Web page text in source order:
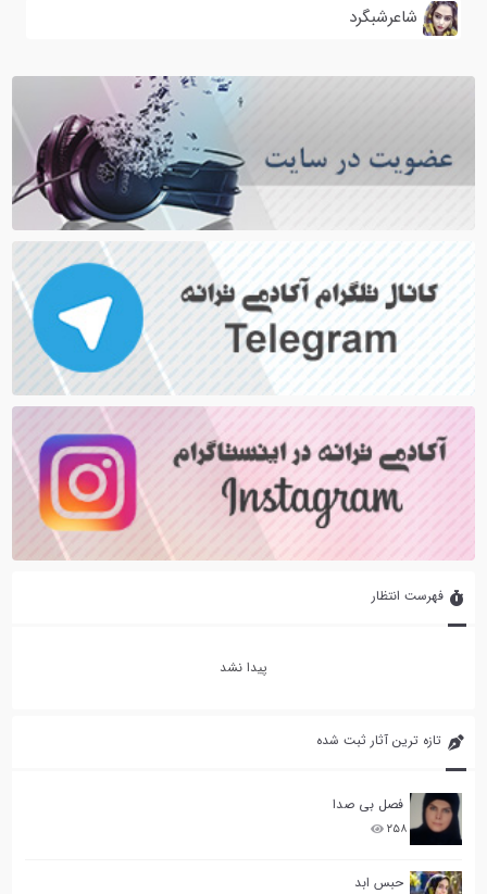
تازه ترین آثار ثبت شده
فصل بی صدا
۲۵۸
حبس ابد
شاعرشبگرد
فهرست انتظار
پیدا نشد